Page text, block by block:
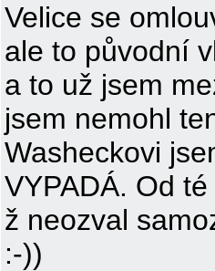
Velice se
ale to původní
a to už jsem
jsem nemohl
Washeckovi
VYPADÁ. Od
ž neozval
:-))